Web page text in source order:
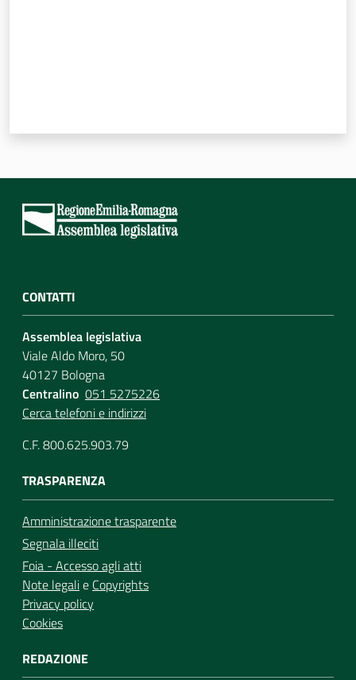
CONTATTI
Assemblea legislativa
Viale Aldo Moro, 50
40127 Bologna
Centralino 051 5275226
Cerca telefoni e indirizzi
C.F. 800.625.903.79
TRASPARENZA
Amministrazione trasparente
Segnala illeciti
Foia - Accesso agli atti
Note legalie Copyrights
Privacy policy
Cookies
REDAZIONE